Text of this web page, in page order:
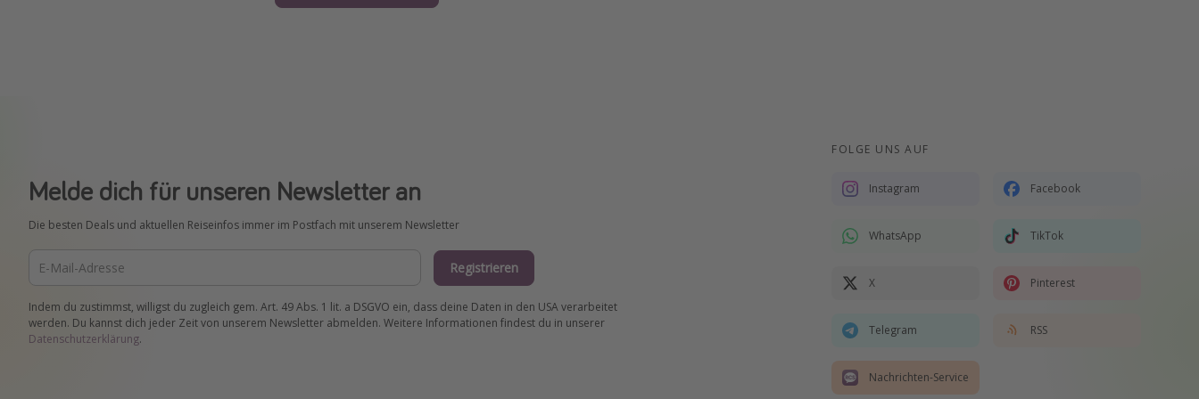
Melde dich für unseren Newsletter an
Die besten Deals und aktuellen Reiseinfos immer im Postfach mit unserem Newsletter
Registrieren
Indem du zustimmst, willigst du zugleich gem. Art. 49 Abs. 1 lit. a DSGVO ein, dass deine Daten in den USA verarbeitet
werden. Du kannst dich jeder Zeit von unserem Newsletter abmelden. Weitere Informationen findest du in unserer
Datenschutzerklärung.
FOLGE UNS AUF
Instagram Facebook
WhatsApp TikTok
X Pinterest
Telegram RSS
Nachrichten-Service